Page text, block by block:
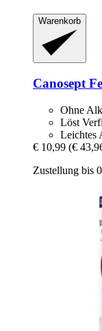
Warenkorb
Canosept
Ohne
Löst
Leichtes
€ 10,99 (€
Zustellung bis